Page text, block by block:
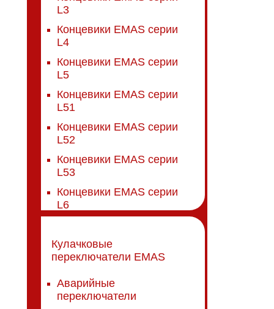
L3
Концевики EMAS серии
L4
Концевики EMAS серии
L5
Концевики EMAS серии
L51
Концевики EMAS серии
L52
Концевики EMAS серии
L53
Концевики EMAS серии
L6
Кулачковые
переключатели EMAS
Аварийные
переключатели